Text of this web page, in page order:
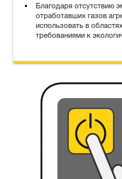
Благодаря отсутствию
отработавших газов
использовать в
требованиями к